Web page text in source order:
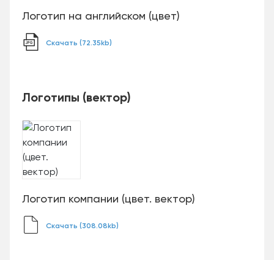
Логотип на английском (цвет)
Скачать (72.35kb)
Логотипы (вектор)
Логотип компании (цвет. вектор)
Скачать (308.08kb)